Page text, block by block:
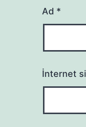
Ad *
İnternet